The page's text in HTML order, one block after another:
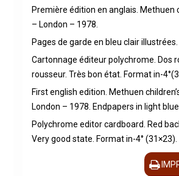
Première édition en anglais. Methuen
– London – 1978.
Pages de garde en bleu clair illustrées.
Cartonnage éditeur polychrome. Dos
rousseur. Très bon état. Format in-
First english edition. Methuen
London – 1978. Endpapers in light
Polychrome editor cardboard. Red
Very good state. Format in-4° (31×23).